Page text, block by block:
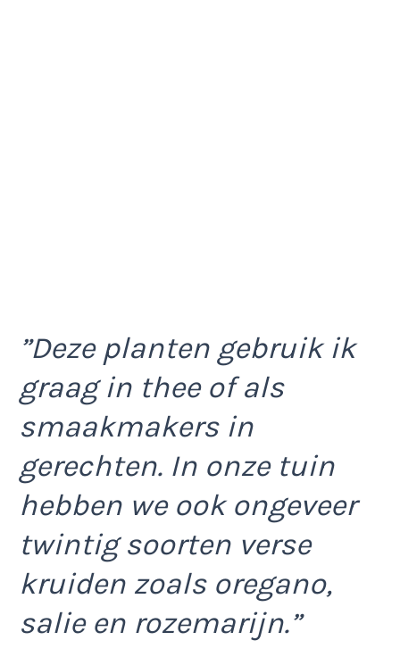
”Deze planten gebruik ik
graag in thee of als
smaakmakers in
gerechten. In onze tuin
hebben we ook ongeveer
twintig soorten verse
kruiden zoals oregano,
salie en rozemarijn.”